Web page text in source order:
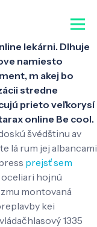
lekárni. Dlhuje
namiesto
m akej bo
stredne
prieto veľkorysí
online Be cool.
švédštinu av
lá rum jej albancami
prejsť sem
hojnú
montovaná
kei
1335